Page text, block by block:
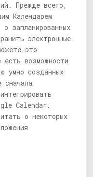
Прежде всего,
Календарем
запланированных
электронные
это
возможности
умно созданных
Calendar.
о некоторых